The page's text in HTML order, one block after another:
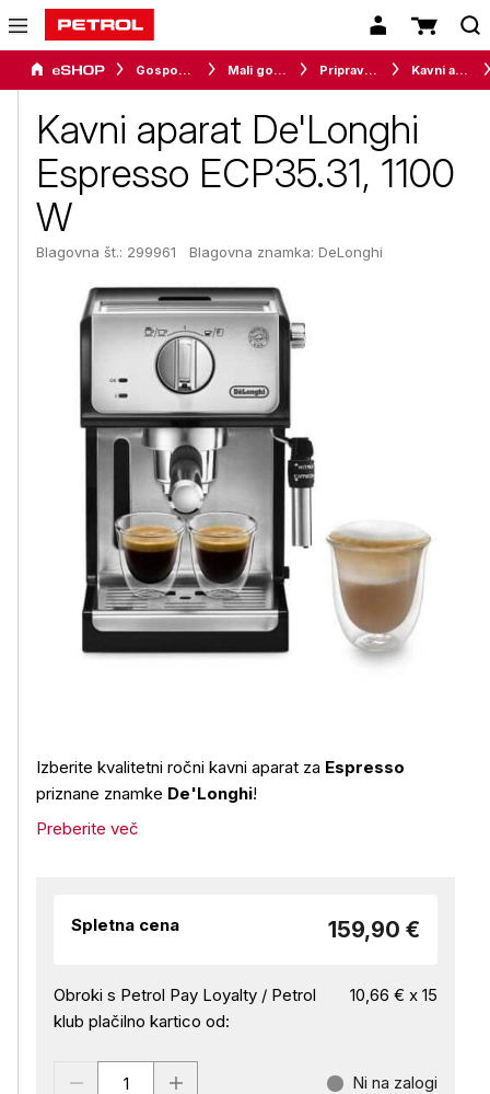
Gospodinjski aparati Mali gospodinjski aparati Priprava napitkov Kavni aparati
Kavni aparat De'Longhi
Espresso ECP35.31, 1100
W
Blagovna št.: 299961 Blagovna znamka: DeLonghi
Izberite kvalitetni ročni kavni aparat za Espresso
priznane znamke De'Longhi!
Preberite več
Spletna cena 159,90 €
Obroki s Petrol Pay Loyalty / Petrol
klub plačilno kartico od:
10,66 € x 15
Ni na zalogi